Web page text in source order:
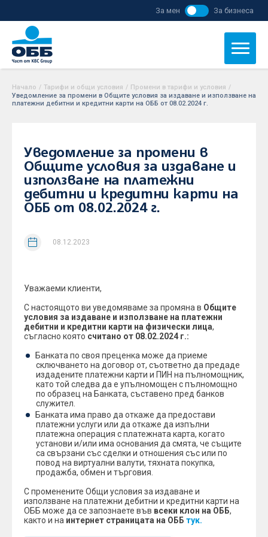
За мен За бизнеса
Начало / Тарифи и общи условия / Промени в тарифи и условия /
Уведомление за промени в Общите условия за издаване и използване на
платежни дебитни и кредитни карти на ОББ от 08.02.2024 г.
Уведомление за промени в
Общите условия за издаване и
използване на платежни
дебитни и кредитни карти на
ОББ от 08.02.2024 г.
08.12.2023
Уважаеми клиенти,
С настоящото ви уведомяваме за промяна в Общите
условия за издаване и използване на платежни
дебитни и кредитни карти на физически лица,
съгласно която считано от 08.02.2024 г.:
Банката по своя преценка може да приеме
сключването на договор от, съответно да предаде
издадените платежни карти и ПИН на пълномощник,
като той следва да е упълномощен с пълномощно
по образец на Банката, съставено пред банков
служител.
Банката има право да откаже да предостави
платежни услуги или да откаже да изпълни
платежна операция с платежната карта, когато
установи и/или има основания да смята, че същите
са свързани със сделки и отношения със или по
повод на виртуални валути, тяхната покупка,
продажба, обмен и търговия.
С променените Общи условия за издаване и
използване на платежни дебитни и кредитни карти на
ОББ може да се запознаете във всеки клон на ОББ,
както и на интернет страницата на ОББ тук.